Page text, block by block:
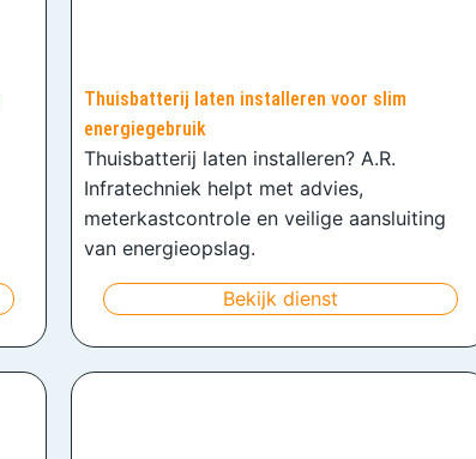
Thuisbatterij laten installeren voor slim
energiegebruik
Thuisbatterij laten installeren? A.R.
Infratechniek helpt met advies,
meterkastcontrole en veilige aansluiting
van energieopslag.
Bekijk dienst